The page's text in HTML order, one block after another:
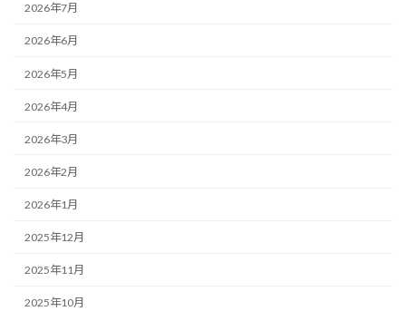
2026年7月
2026年6月
2026年5月
2026年4月
2026年3月
2026年2月
2026年1月
2025年12月
2025年11月
2025年10月